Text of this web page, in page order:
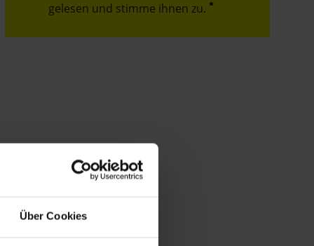
Über Cookies
gelesen und stimme ihnen zu.